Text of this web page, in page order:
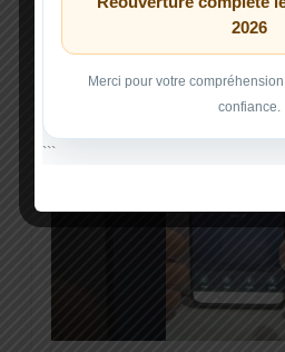
procédure Tuya Smart.
2026
Merci pour votre
confiance.
```